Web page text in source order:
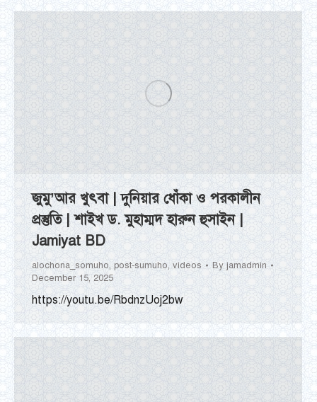
জুমু’আর খুৎবা | দুনিয়ার ধোঁকা ও পরকালীন
প্রস্তুতি | শাইখ ড. মুহাম্মদ হারুন হুসাইন |
Jamiyat BD
alochona_somuho, post-sumuho, videos By jamadmin
December 15, 2025
https://youtu.be/RbdnzUoj2bw